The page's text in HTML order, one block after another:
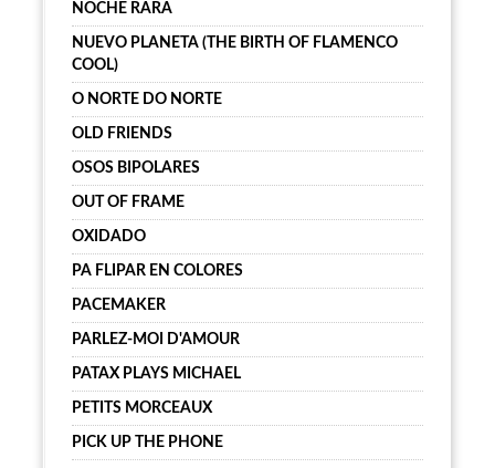
NOCHE RARA
NUEVO PLANETA (THE BIRTH OF FLAMENCO
COOL)
O NORTE DO NORTE
OLD FRIENDS
OSOS BIPOLARES
OUT OF FRAME
OXIDADO
PA FLIPAR EN COLORES
PACEMAKER
PARLEZ-MOI D'AMOUR
PATAX PLAYS MICHAEL
PETITS MORCEAUX
PICK UP THE PHONE